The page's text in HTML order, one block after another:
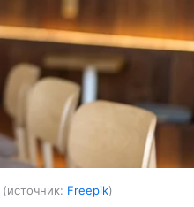
источник: Freepik